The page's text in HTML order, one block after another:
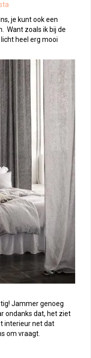
je kunt ook een
Want zoals ik bij de
heel erg mooi
Jammer genoeg
ondanks dat, het ziet
interieur net dat
om vraagt.